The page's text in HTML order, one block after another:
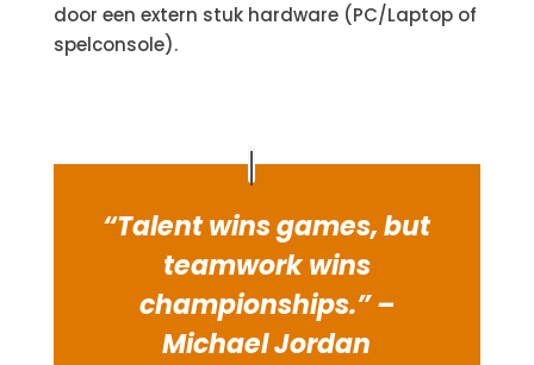
door een extern stuk hardware (PC/Laptop of
spelconsole).
“Talent wins games, but
teamwork wins
championships.” –
Michael Jordan